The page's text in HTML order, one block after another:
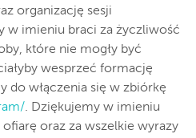
organizację sesji
w imieniu braci za życzliwość
które nie mogły być
wesprzeć formację
do włączenia się w zbiórkę
. Dziękujemy w imieniu
oraz za wszelkie wyrazy